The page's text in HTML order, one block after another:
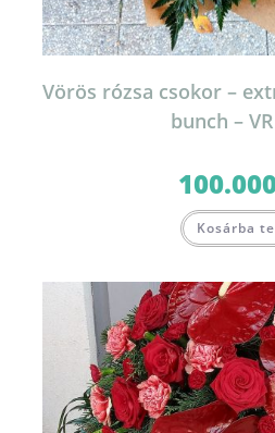
Vörös rózsa csokor –
bunch –
Kosárba